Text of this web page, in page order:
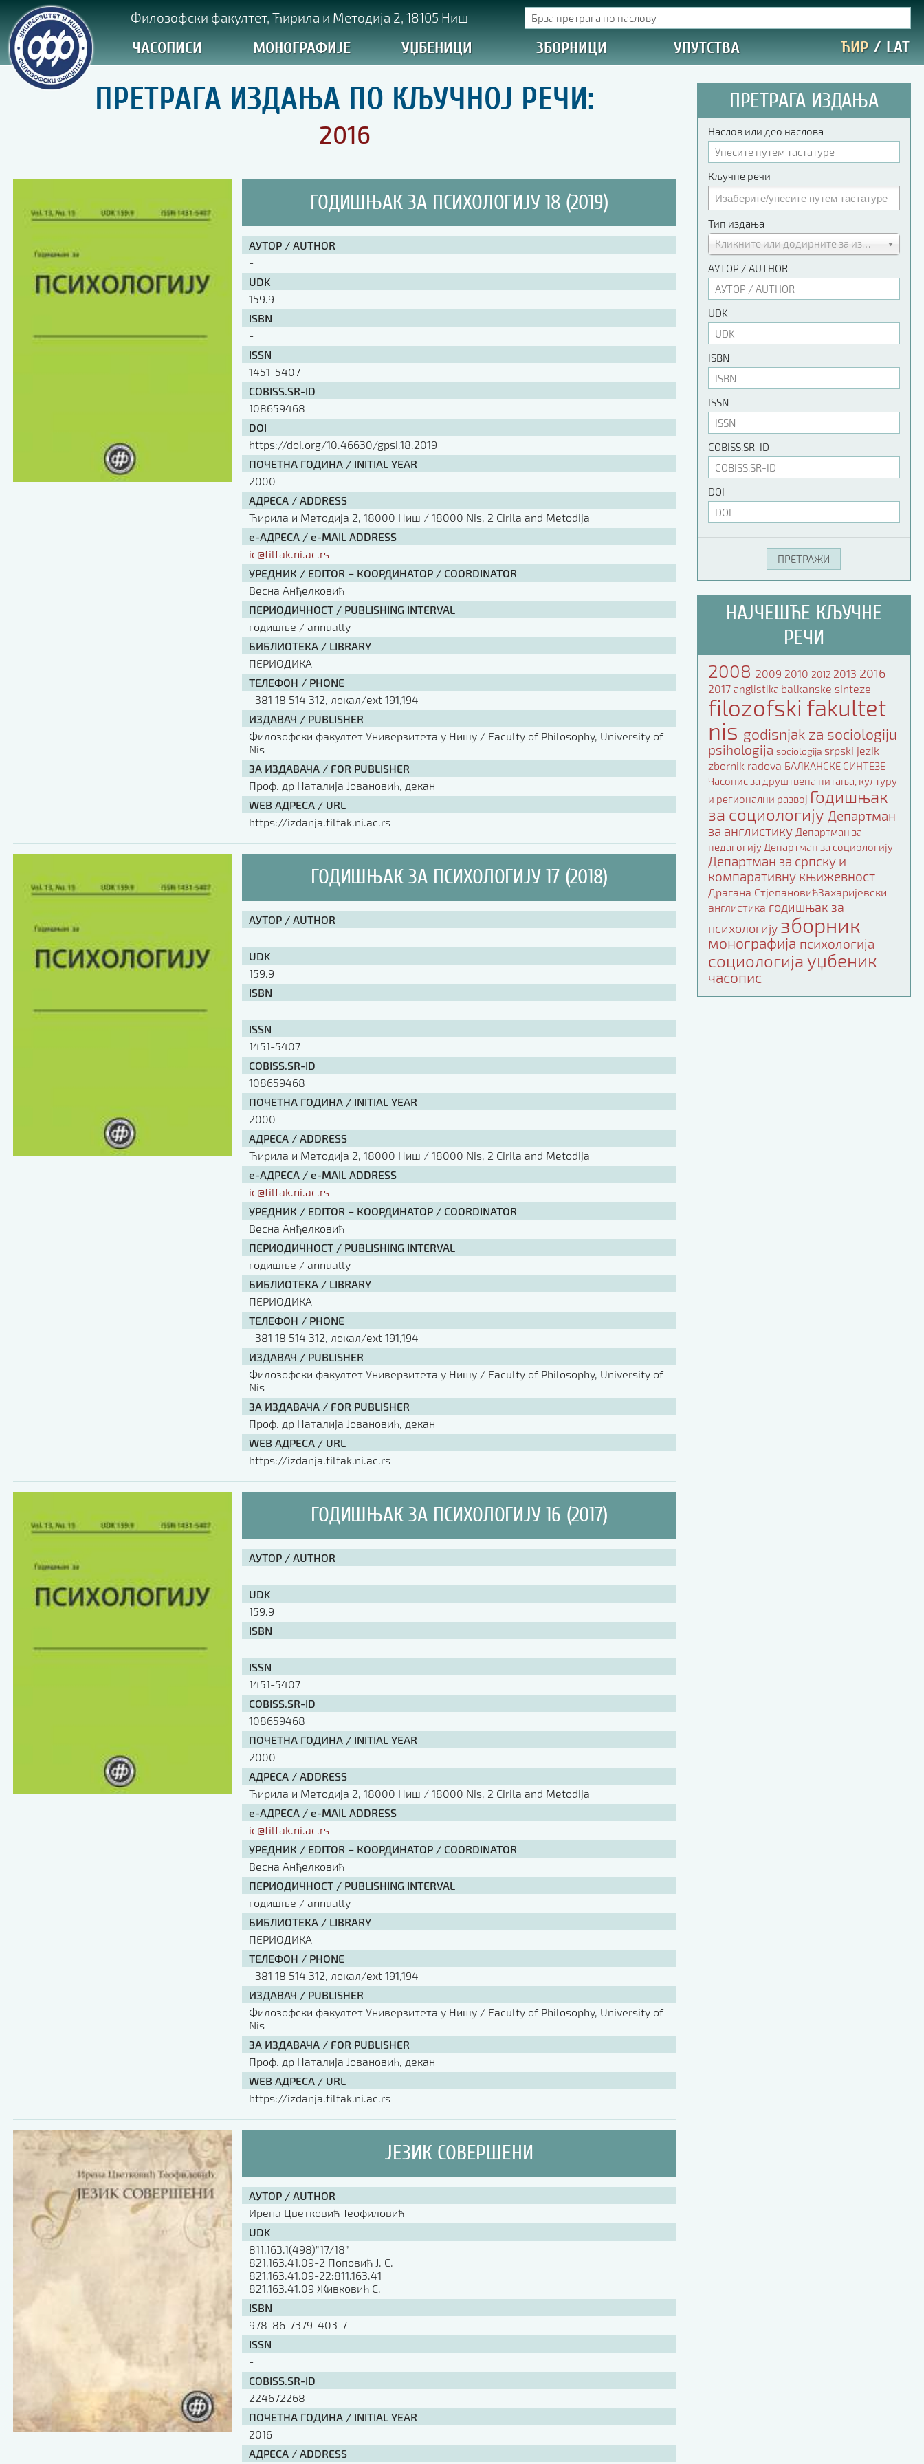
Филозофски факултет, Ћирила и Методија 2, 18105 Ниш
ЧАСОПИСИ МОНОГРАФИЈЕ УЏБЕНИЦИ ЗБОРНИЦИ УПУТСТВА ЋИР / LAT
ПРЕТРАГА ИЗДАЊА ПО КЉУЧНОЈ РЕЧИ:
2016
ГОДИШЊАК ЗА ПСИХОЛОГИЈУ 18 (2019)
АУТОР / AUTHOR
-
UDK
159.9
ISBN
-
ISSN
1451-5407
COBISS.SR-ID
108659468
DOI
https://doi.org/10.46630/gpsi.18.2019
ПОЧЕТНА ГОДИНА / INITIAL YEAR
2000
АДРЕСА / ADDRESS
Ћирила и Методија 2, 18000 Ниш / 18000 Nis, 2 Cirila and Metodija
е-АДРЕСА / e-MAIL ADDRESS
ic@filfak.ni.ac.rs
УРЕДНИК / EDITOR – КООРДИНАТОР / COORDINATOR
Весна Анђелковић
ПЕРИОДИЧНОСТ / PUBLISHING INTERVAL
годишње / annually
БИБЛИОТЕКА / LIBRARY
ПЕРИОДИКА
ТЕЛЕФОН / PHONE
+381 18 514 312, локал/ext 191,194
ИЗДАВАЧ / PUBLISHER
Филозофски факултет Универзитета у Нишу / Faculty of Philosophy, University of
Nis
ЗА ИЗДАВАЧА / FOR PUBLISHER
Проф. др Наталија Јовановић, декан
WEB АДРЕСА / URL
https://izdanja.filfak.ni.ac.rs
ГОДИШЊАК ЗА ПСИХОЛОГИЈУ 17 (2018)
АУТОР / AUTHOR
-
UDK
159.9
ISBN
-
ISSN
1451-5407
COBISS.SR-ID
108659468
ПОЧЕТНА ГОДИНА / INITIAL YEAR
2000
АДРЕСА / ADDRESS
Ћирила и Методија 2, 18000 Ниш / 18000 Nis, 2 Cirila and Metodija
е-АДРЕСА / e-MAIL ADDRESS
ic@filfak.ni.ac.rs
УРЕДНИК / EDITOR – КООРДИНАТОР / COORDINATOR
Весна Анђелковић
ПЕРИОДИЧНОСТ / PUBLISHING INTERVAL
годишње / annually
БИБЛИОТЕКА / LIBRARY
ПЕРИОДИКА
ТЕЛЕФОН / PHONE
+381 18 514 312, локал/ext 191,194
ИЗДАВАЧ / PUBLISHER
Филозофски факултет Универзитета у Нишу / Faculty of Philosophy, University of
Nis
ЗА ИЗДАВАЧА / FOR PUBLISHER
Проф. др Наталија Јовановић, декан
WEB АДРЕСА / URL
https://izdanja.filfak.ni.ac.rs
ГОДИШЊАК ЗА ПСИХОЛОГИЈУ 16 (2017)
АУТОР / AUTHOR
-
UDK
159.9
ISBN
-
ISSN
1451-5407
COBISS.SR-ID
108659468
ПОЧЕТНА ГОДИНА / INITIAL YEAR
2000
АДРЕСА / ADDRESS
Ћирила и Методија 2, 18000 Ниш / 18000 Nis, 2 Cirila and Metodija
е-АДРЕСА / e-MAIL ADDRESS
ic@filfak.ni.ac.rs
УРЕДНИК / EDITOR – КООРДИНАТОР / COORDINATOR
Весна Анђелковић
ПЕРИОДИЧНОСТ / PUBLISHING INTERVAL
годишње / annually
БИБЛИОТЕКА / LIBRARY
ПЕРИОДИКА
ТЕЛЕФОН / PHONE
+381 18 514 312, локал/ext 191,194
ИЗДАВАЧ / PUBLISHER
Филозофски факултет Универзитета у Нишу / Faculty of Philosophy, University of
Nis
ЗА ИЗДАВАЧА / FOR PUBLISHER
Проф. др Наталија Јовановић, декан
WEB АДРЕСА / URL
https://izdanja.filfak.ni.ac.rs
ЈЕЗИК СОВЕРШЕНИ
АУТОР / AUTHOR
Ирена Цветковић Теофиловић
UDK
811.163.1(498)”17/18”
821.163.41.09-2 Поповић Ј. С.
821.163.41.09-22:811.163.41
821.163.41.09 Живковић С.
ISBN
978-86-7379-403-7
ISSN
-
COBISS.SR-ID
224672268
ПОЧЕТНА ГОДИНА / INITIAL YEAR
2016
АДРЕСА / ADDRESS
ПРЕТРАГА ИЗДАЊА
Наслов или део наслова
Кључне речи
Тип издања
Кликните или додирните за избор
АУТОР / AUTHOR
UDK
ISBN
ISSN
COBISS.SR-ID
DOI
НАЈЧЕШЋЕ КЉУЧНЕ
РЕЧИ
2008 2009 2010 2012 2013 2016
2017 anglistika balkanske sinteze
filozofski fakultet
nis godisnjak za sociologiju
psihologija sociologija srpski jezik
zbornik radova БАЛКАНСКЕ СИНТЕЗЕ
Часопис за друштвена питања, културу
и регионални развој Годишњак
за социологију Департман
за англистику Департман за
педагогију Департман за социологију
Департман за српску и
компаративну књижевност
Драгана СтјепановићЗахаријевски
англистика годишњак за
психологију зборник
монографија психологија
социологија уџбеник
часопис